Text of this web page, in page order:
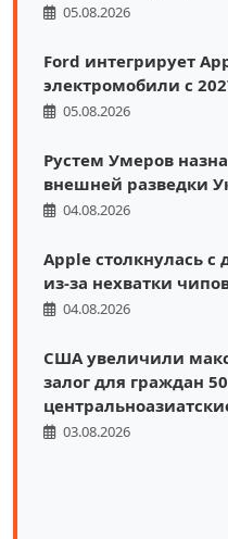
05.08.2026
Ford интегрирует
электромобили с
05.08.2026
Рустем Умеров
внешней разведки
04.08.2026
Apple столкнулась
из-за нехватки
04.08.2026
США увеличили
залог для граждан
03.08.2026